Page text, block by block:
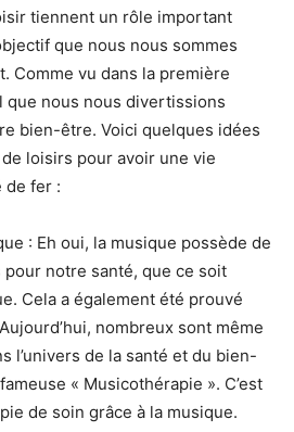
tiennent un rôle important
que nous nous sommes
Comme vu dans la première
que nous nous divertissions
bien-être. Voici quelques idées
loisirs pour avoir une vie
de fer :
: Eh oui, la musique possède de
notre santé, que ce soit
Cela a également été prouvé
nombreux sont même
l’univers de la santé et du bien-
« Musicothérapie ». C’est
de soin grâce à la musique.